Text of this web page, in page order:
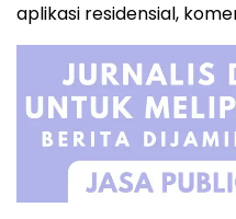
aplikasi residensial,